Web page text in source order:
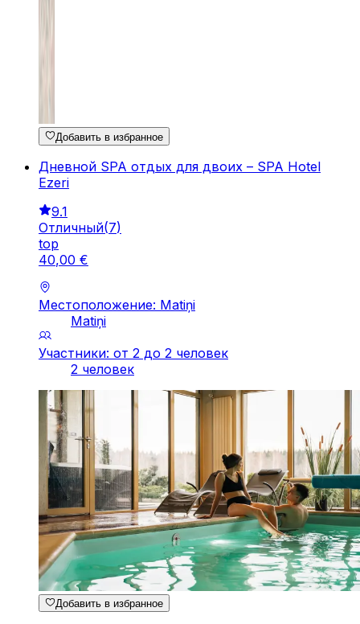
Добавить в избранное
Дневной SPA отдых для двоих – SPA Hotel
Ezeri
9.1
Отличный(7)
top
40,00 €
Местоположение: Matiņi
Matiņi
Участники: от 2 до 2 человек
2 человек
Добавить в избранное